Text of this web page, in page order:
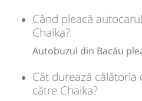
Când pleacă
Chaika?
Autobuzul din Bacău
Cât durează
către Chaika?